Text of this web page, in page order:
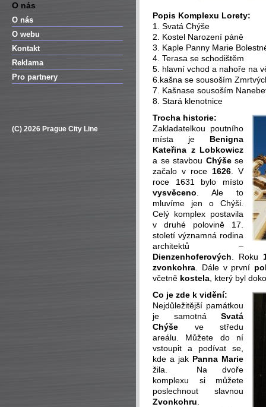
O nás
O nás
O webu
Kontakt
Reklama
Pro partnery
(C) 2026 Prague City Line
Popis Komplexu Lorety:
1. Svatá Chýše
2. Kostel Narození páně
3. Kaple Panny Marie
4. Terasa se schodištěm
5. hlavní vchod a nahoře na
6.kašna se sousoším
7. Kašnase sousoším
8. Stará klenotnice
Trocha historie:
Zakladatelkou poutního
místa je Benigna
Kateřina z Lobkowicz
a se stavbou Chýšese
začalo v roce 1626 . V
roce 1631 bylo místo
vysvěceno . Ale to
mluvíme jen o Chýši.
Celý komplex postavila
v druhé polovině 17.
století významná rodina
architektů –
Dienzenhoferových . Roku
zvonkohra . Dále v první
včetně kostela , který byl
Co je zde k vidění:
Nejdůležitější památkou
je samotná Svatá
Chýše ve středu
areálu. Můžete do ní
vstoupit a podívat se,
kde a jak Panna Marie
žila. Na dvoře
komplexu si můžete
poslechnout slavnou
Zvonkohru